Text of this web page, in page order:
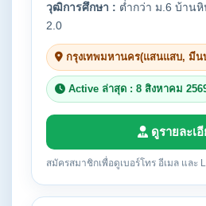
วุฒิการศึกษา : ต่ำกว่า ม.6 บ้านหิ
2.0
กรุงเทพมหานคร(แสนแสบ, มีน
Active ล่าสุด : 8 สิงหาคม
ดูรายละเ
สมัครสมาชิกเพื่อดูเบอร์โทร อีเมล และ